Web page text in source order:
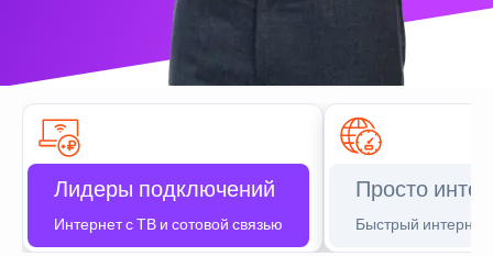
Лидеры подключений
Интернет с ТВ и сотовой связью
Просто
Быстрый интернет